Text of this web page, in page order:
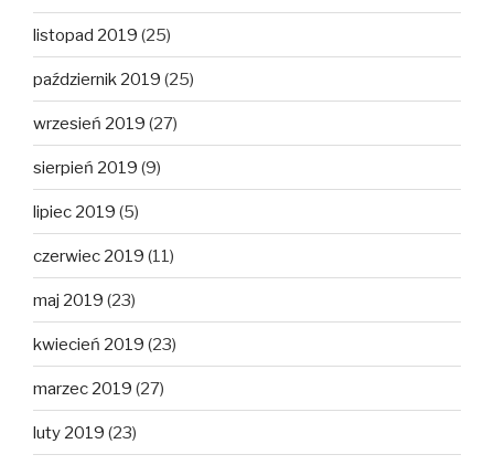
listopad 2019 (25)
październik 2019 (25)
wrzesień 2019 (27)
sierpień 2019 (9)
lipiec 2019 (5)
czerwiec 2019 (11)
maj 2019 (23)
kwiecień 2019 (23)
marzec 2019 (27)
luty 2019 (23)